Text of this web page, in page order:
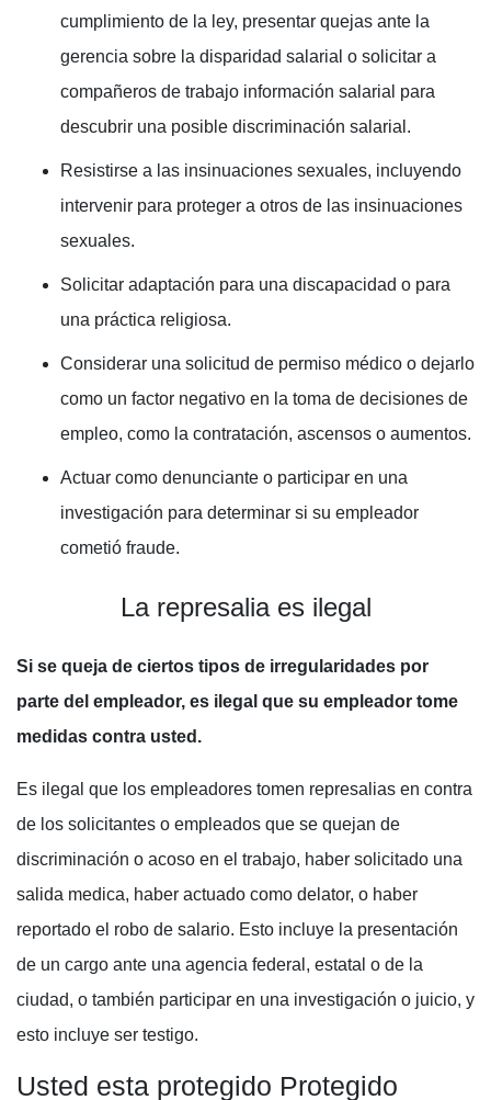
cumplimiento de la ley, presentar quejas ante la
gerencia sobre la disparidad salarial o solicitar a
compañeros de trabajo información salarial para
descubrir una posible discriminación salarial.
Resistirse a las insinuaciones sexuales, incluyendo
intervenir para proteger a otros de las insinuaciones
sexuales.
Solicitar adaptación para una discapacidad o para
una práctica religiosa.
Considerar una solicitud de permiso médico o dejarlo
como un factor negativo en la toma de decisiones de
empleo, como la contratación, ascensos o aumentos.
Actuar como denunciante o participar en una
investigación para determinar si su empleador
cometió fraude.
La represalia es ilegal
Si se queja de ciertos tipos de irregularidades por
parte del empleador, es ilegal que su empleador tome
medidas contra usted.
Es ilegal que los empleadores tomen represalias en contra
de los solicitantes o empleados que se quejan de
discriminación o acoso en el trabajo, haber solicitado una
salida medica, haber actuado como delator, o haber
reportado el robo de salario. Esto incluye la presentación
de un cargo ante una agencia federal, estatal o de la
ciudad, o también participar en una investigación o juicio, y
esto incluye ser testigo.
Usted esta protegido Protegido